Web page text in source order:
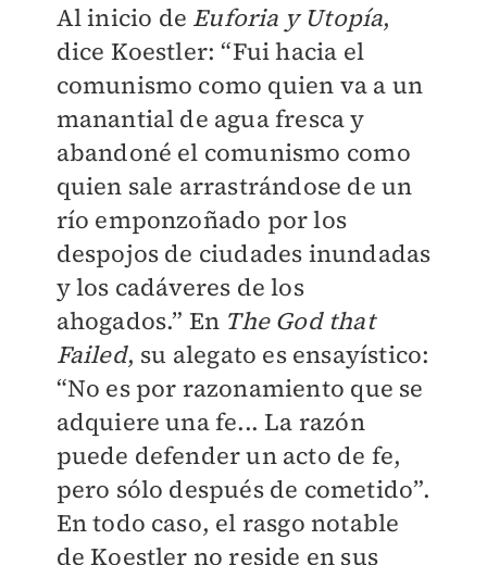
Al inicio de Euforia y Utopía,
dice Koestler: “Fui hacia el
comunismo como quien va a un
manantial de agua fresca y
abandoné el comunismo como
quien sale arrastrándose de un
río emponzoñado por los
despojos de ciudades inundadas
y los cadáveres de los
ahogados.” En The God that
Failed, su alegato es ensayístico:
“No es por razonamiento que se
adquiere una fe... La razón
puede defender un acto de fe,
pero sólo después de cometido”.
En todo caso, el rasgo notable
de Koestler no reside en sus